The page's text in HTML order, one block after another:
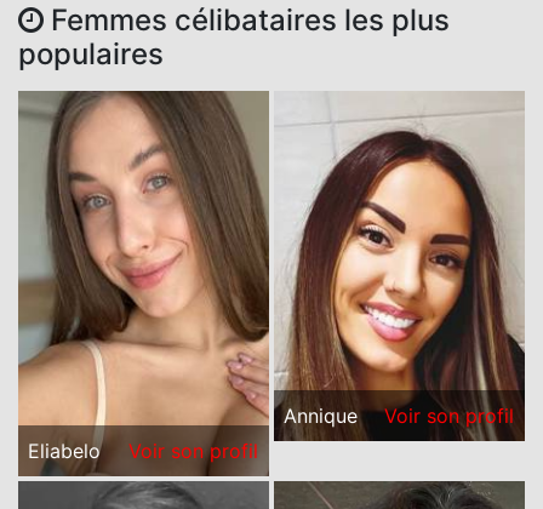
Femmes célibataires les plus
populaires
Eliabelo Voir son profil
Annique Voir son profil